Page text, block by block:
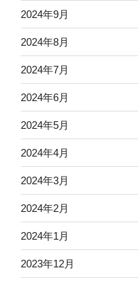
2024年9月
2024年8月
2024年7月
2024年6月
2024年5月
2024年4月
2024年3月
2024年2月
2024年1月
2023年12月